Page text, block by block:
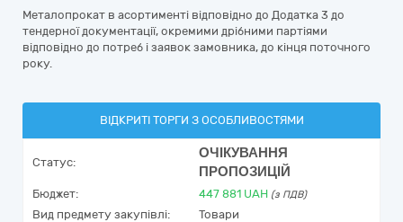
Металопрокат в асортименті відповідно до Додатка 3 до
тендерної документації, окремими дрібними партіями
відповідно до потреб і заявок замовника, до кінця поточного
року.
ВІДКРИТІ ТОРГИ З ОСОБЛИВОСТЯМИ
Статус:
ОЧІКУВАННЯ
ПРОПОЗИЦІЙ
Бюджет: 447 881 UAH (з ПДВ)
Вид предмету закупівлі:
Товари